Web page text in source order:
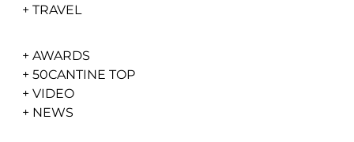
+ TRAVEL
+ AWARDS
+ 50CANTINE TOP
+ VIDEO
+ NEWS